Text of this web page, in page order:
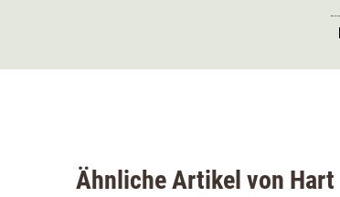
Ähnliche Artikel von Hart